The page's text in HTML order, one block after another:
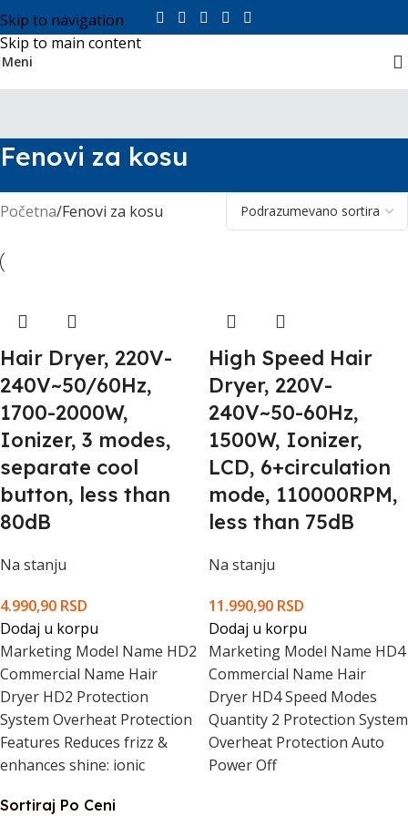
Skip to navigation
Skip to main content
Meni
Fenovi za kosu
Sortiraj Po Ceni
Početna Fenovi za kosu
Hair Dryer, 220V-
240V~50/60Hz,
1700-2000W,
Ionizer, 3 modes,
separate cool
button, less than
80dB
Na stanju
4.990,90 RSD
Dodaj u korpu
Marketing Model Name HD2
Commercial Name Hair
Dryer HD2 Protection
System Overheat Protection
Features Reduces frizz &
enhances shine: ionic
High Speed Hair
Dryer, 220V-
240V~50-60Hz,
1500W, Ionizer,
LCD, 6+circulation
mode, 110000RPM,
less than 75dB
Na stanju
11.990,90 RSD
Dodaj u korpu
Marketing Model Name HD4
Commercial Name Hair
Dryer HD4 Speed Modes
Quantity 2 Protection System
Overheat Protection Auto
Power Off